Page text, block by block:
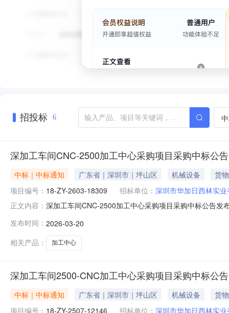
招投标 6
深加工车间CNC-2500加工中心采购项目采购中标公告
中标｜中标通知 广东省｜深圳市｜坪山区 机械设备
货物
项目编号： 18-ZY-2603-18309 招标单位： 深圳市华加日西林实
正文内容： 深加工车间CNC-2500加工中心采购项目采购中标公告
项目名称：深加工车间CNC-2500加工中心采购项目中
发布时间： 2026-03-20
相关产品：
加工中心
深加工车间2500-CNC加工中心采购项目采购中标公告
中标｜中标通知 广东省｜深圳市｜坪山区 机械设备
货物
项目编号： 18-ZY-2507-12146 招标单位： 深圳市华加日西林实